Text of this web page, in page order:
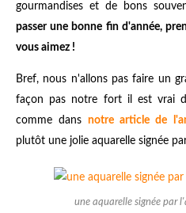
gourmandises et de bons
passer une bonne fin d'année,
vous aimez !
Bref, nous n'allons pas faire un
façon pas notre fort il est vrai
comme dansnotre article de
plutôt une jolie aquarelle signée
une aquarelle signée par